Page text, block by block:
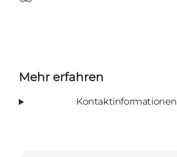
Tripadvisor
Mehr erfahren
Kontaktinformationen